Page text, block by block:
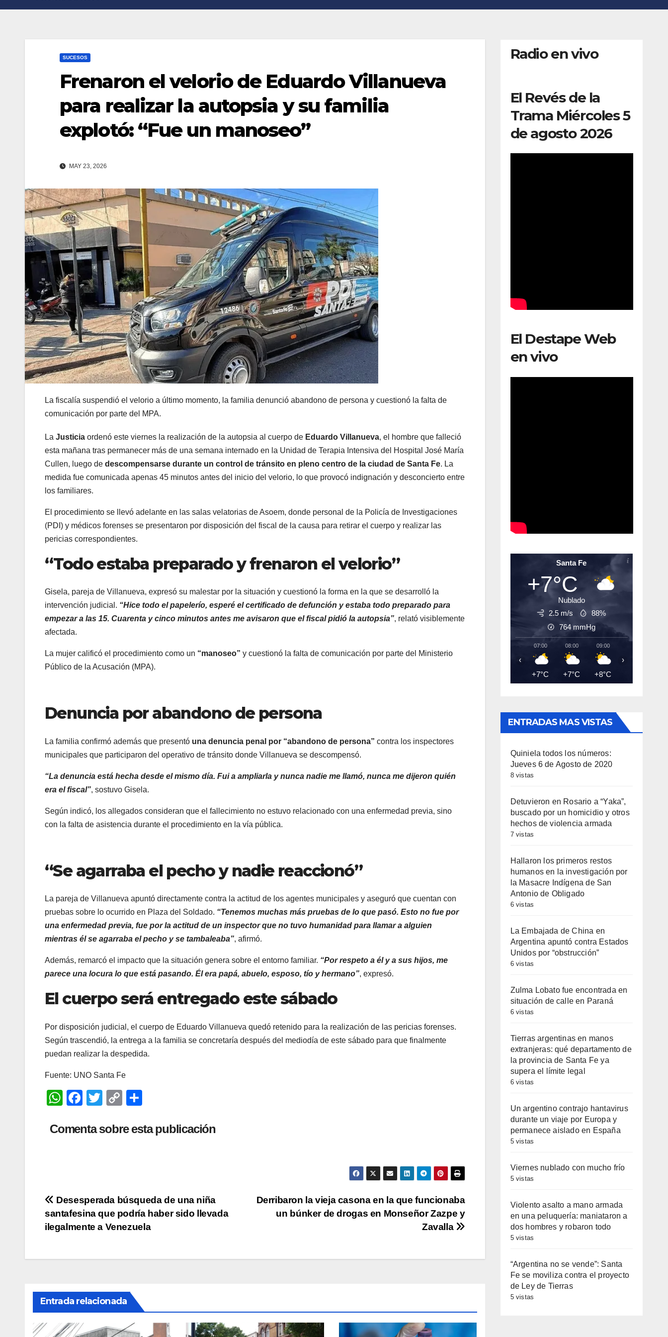
SUCESOS
Frenaron el velorio de Eduardo Villanueva
para realizar la autopsia y su familia
explotó: “Fue un manoseo”
MAY 23, 2026
La fiscalía suspendió el velorio a último momento, la familia denunció abandono de persona y cuestionó la falta de
comunicación por parte del MPA.
La Justicia ordenó este viernes la realización de la autopsia al cuerpo de Eduardo Villanueva, el hombre que falleció
esta mañana tras permanecer más de una semana internado en la Unidad de Terapia Intensiva del Hospital José María
Cullen, luego de descompensarse durante un control de tránsito en pleno centro de la ciudad de Santa Fe. La
medida fue comunicada apenas 45 minutos antes del inicio del velorio, lo que provocó indignación y desconcierto entre
los familiares.
El procedimiento se llevó adelante en las salas velatorias de Asoem, donde personal de la Policía de Investigaciones
(PDI) y médicos forenses se presentaron por disposición del fiscal de la causa para retirar el cuerpo y realizar las
pericias correspondientes.
“Todo estaba preparado y frenaron el velorio”
Gisela, pareja de Villanueva, expresó su malestar por la situación y cuestionó la forma en la que se desarrolló la
intervención judicial. “Hice todo el papelerío, esperé el certificado de defunción y estaba todo preparado para
empezar a las 15. Cuarenta y cinco minutos antes me avisaron que el fiscal pidió la autopsia”, relató visiblemente
afectada.
La mujer calificó el procedimiento como un “manoseo” y cuestionó la falta de comunicación por parte del Ministerio
Público de la Acusación (MPA).
Denuncia por abandono de persona
La familia confirmó además que presentó una denuncia penal por “abandono de persona” contra los inspectores
municipales que participaron del operativo de tránsito donde Villanueva se descompensó.
“La denuncia está hecha desde el mismo día. Fui a ampliarla y nunca nadie me llamó, nunca me dijeron quién
era el fiscal”, sostuvo Gisela.
Según indicó, los allegados consideran que el fallecimiento no estuvo relacionado con una enfermedad previa, sino
con la falta de asistencia durante el procedimiento en la vía pública.
“Se agarraba el pecho y nadie reaccionó”
La pareja de Villanueva apuntó directamente contra la actitud de los agentes municipales y aseguró que cuentan con
pruebas sobre lo ocurrido en Plaza del Soldado. “Tenemos muchas más pruebas de lo que pasó. Esto no fue por
una enfermedad previa, fue por la actitud de un inspector que no tuvo humanidad para llamar a alguien
mientras él se agarraba el pecho y se tambaleaba”, afirmó.
Además, remarcó el impacto que la situación genera sobre el entorno familiar. “Por respeto a él y a sus hijos, me
parece una locura lo que está pasando. Él era papá, abuelo, esposo, tío y hermano”, expresó.
El cuerpo será entregado este sábado
Por disposición judicial, el cuerpo de Eduardo Villanueva quedó retenido para la realización de las pericias forenses.
Según trascendió, la entrega a la familia se concretaría después del mediodía de este sábado para que finalmente
puedan realizar la despedida.
Fuente: UNO Santa Fe
W
at
F
c
k
T
tt
C
p
k
m
Comenta sobre esta publicación
Navegación
de
Derribaron la vieja casona en la que funcionaba
un búnker de drogas en Monseñor Zazpe y
Zavalla
Desesperada búsqueda de una niña
santafesina que podría haber sido llevada
ilegalmente a Venezuela
Entrada relacionada
Radio en vivo
El Revés de la
Trama Miércoles 5
de agosto 2026
El Destape Web
en vivo
Santa Fe
+7°C
Nublado
2.5 m/s
88%
764 mmHg
07:00
+7°C
08:00
+7°C
09:00
+8°C
‹ ›
ENTRADAS MAS VISTAS
Quiniela todos los números:
Jueves 6 de Agosto de 2020
8 vistas
Detuvieron en Rosario a “Yaka”,
buscado por un homicidio y otros
hechos de violencia armada
7 vistas
Hallaron los primeros restos
humanos en la investigación por
la Masacre Indígena de San
Antonio de Obligado
6 vistas
La Embajada de China en
Argentina apuntó contra Estados
Unidos por “obstrucción”
6 vistas
Zulma Lobato fue encontrada en
situación de calle en Paraná
6 vistas
Tierras argentinas en manos
extranjeras: qué departamento de
la provincia de Santa Fe ya
supera el límite legal
6 vistas
Un argentino contrajo hantavirus
durante un viaje por Europa y
permanece aislado en España
5 vistas
Viernes nublado con mucho frío
5 vistas
Violento asalto a mano armada
en una peluquería: maniataron a
dos hombres y robaron todo
5 vistas
“Argentina no se vende”: Santa
Fe se moviliza contra el proyecto
de Ley de Tierras
5 vistas
n